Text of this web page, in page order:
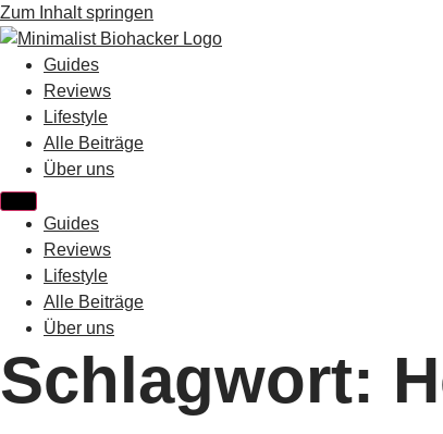
Zum Inhalt springen
Guides
Reviews
Lifestyle
Alle Beiträge
Über uns
Guides
Reviews
Lifestyle
Alle Beiträge
Über uns
Schlagwort: